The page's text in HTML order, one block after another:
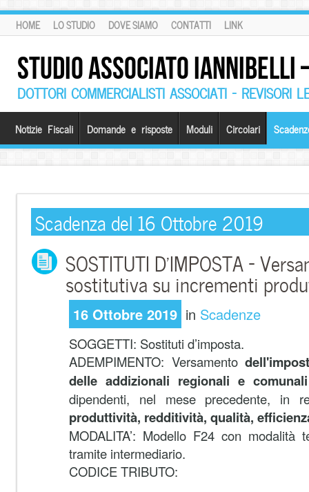
HOME LO STUDIO DOVE SIAMO CONTATTI LINK
STUDIO ASSOCIATO
DOTTORI COMMERCIALISTI ASSOCIATI – REVISORI
Notizie Fiscali Domande e risposte Moduli Circolari
Scadenza del 16 Ottobre 2019
SOSTITUTI D’IMPOSTA –
sostitutiva su incrementi
16 Ottobre 2019 in Scadenze
SOGGETTI: Sostituti d’imposta.
ADEMPIMENTO: Versamento
delle addizionali regionali e comunali
dipendenti, nel mese precedente, in
produttività, redditività, qualità,
MODALITA’: Modello F24 con modalità
tramite intermediario.
CODICE TRIBUTO: